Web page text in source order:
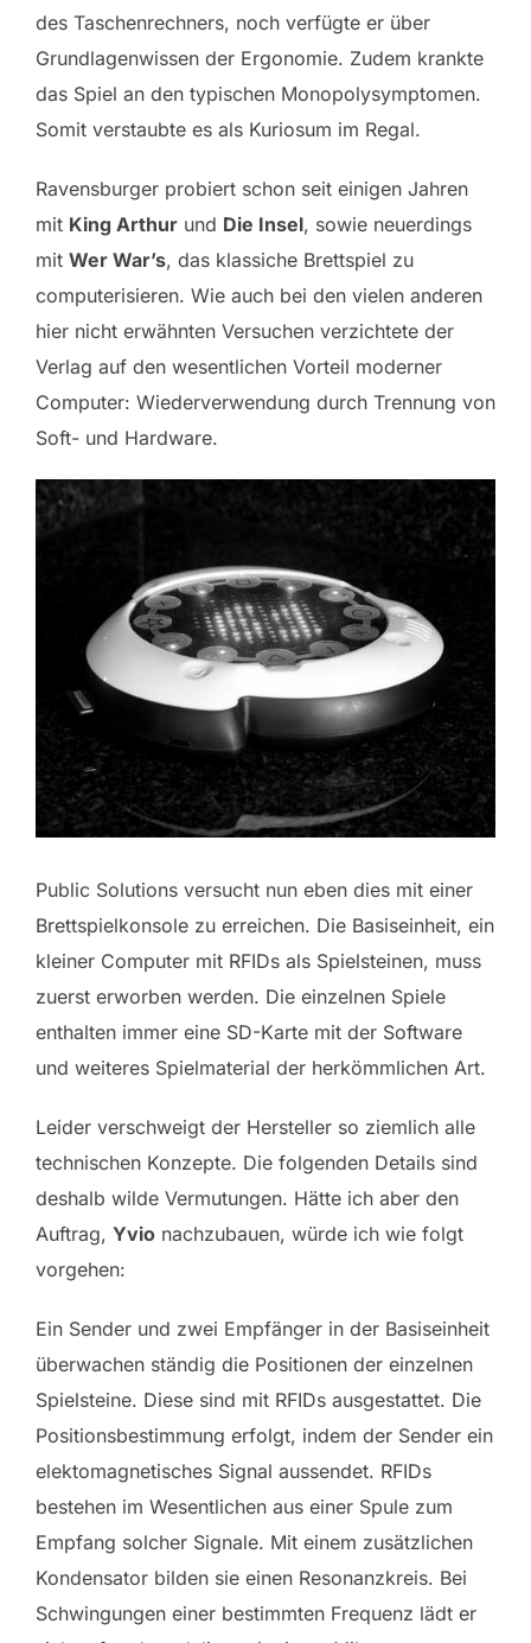
des Taschenrechners, noch verfügte er über
Grundlagenwissen der Ergonomie. Zudem krankte
das Spiel an den typischen Monopolysymptomen.
Somit verstaubte es als Kuriosum im Regal.
Ravensburger probiert schon seit einigen Jahren
mit King Arthur und Die Insel, sowie neuerdings
mit Wer War’s, das klassiche Brettspiel zu
computerisieren. Wie auch bei den vielen anderen
hier nicht erwähnten Versuchen verzichtete der
Verlag auf den wesentlichen Vorteil moderner
Computer: Wiederverwendung durch Trennung von
Soft- und Hardware.
Public Solutions versucht nun eben dies mit einer
Brettspielkonsole zu erreichen. Die Basiseinheit, ein
kleiner Computer mit RFIDs als Spielsteinen, muss
zuerst erworben werden. Die einzelnen Spiele
enthalten immer eine SD-Karte mit der Software
und weiteres Spielmaterial der herkömmlichen Art.
Leider verschweigt der Hersteller so ziemlich alle
technischen Konzepte. Die folgenden Details sind
deshalb wilde Vermutungen. Hätte ich aber den
Auftrag, Yvio nachzubauen, würde ich wie folgt
vorgehen:
Ein Sender und zwei Empfänger in der Basiseinheit
überwachen ständig die Positionen der einzelnen
Spielsteine. Diese sind mit RFIDs ausgestattet. Die
Positionsbestimmung erfolgt, indem der Sender ein
elektomagnetisches Signal aussendet. RFIDs
bestehen im Wesentlichen aus einer Spule zum
Empfang solcher Signale. Mit einem zusätzlichen
Kondensator bilden sie einen Resonanzkreis. Bei
Schwingungen einer bestimmten Frequenz lädt er